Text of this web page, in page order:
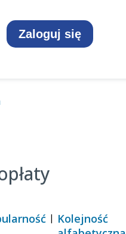
Zaloguj się
Kolejność